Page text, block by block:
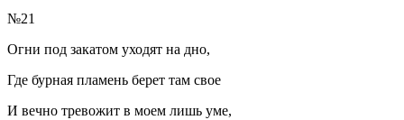
№21
Огни под закатом уходят на дно,
Где бурная пламень берет там свое
И вечно тревожит в моем лишь уме,